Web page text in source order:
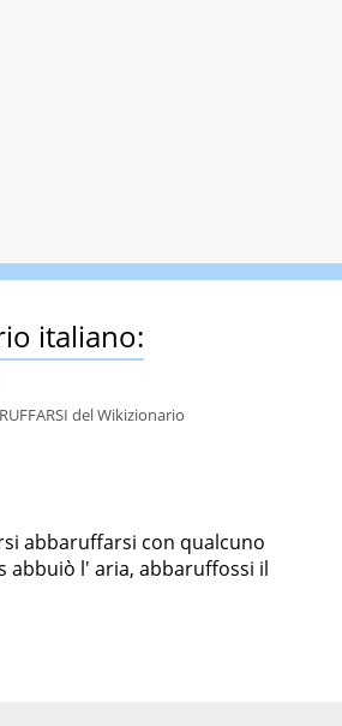
italiano:
del Wikizionario
abbaruffarsi con qualcuno
abbuiò l' aria, abbaruffossi il